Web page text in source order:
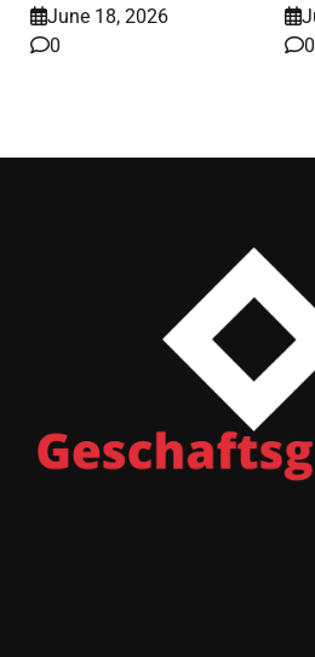
June 18, 2026
0
0